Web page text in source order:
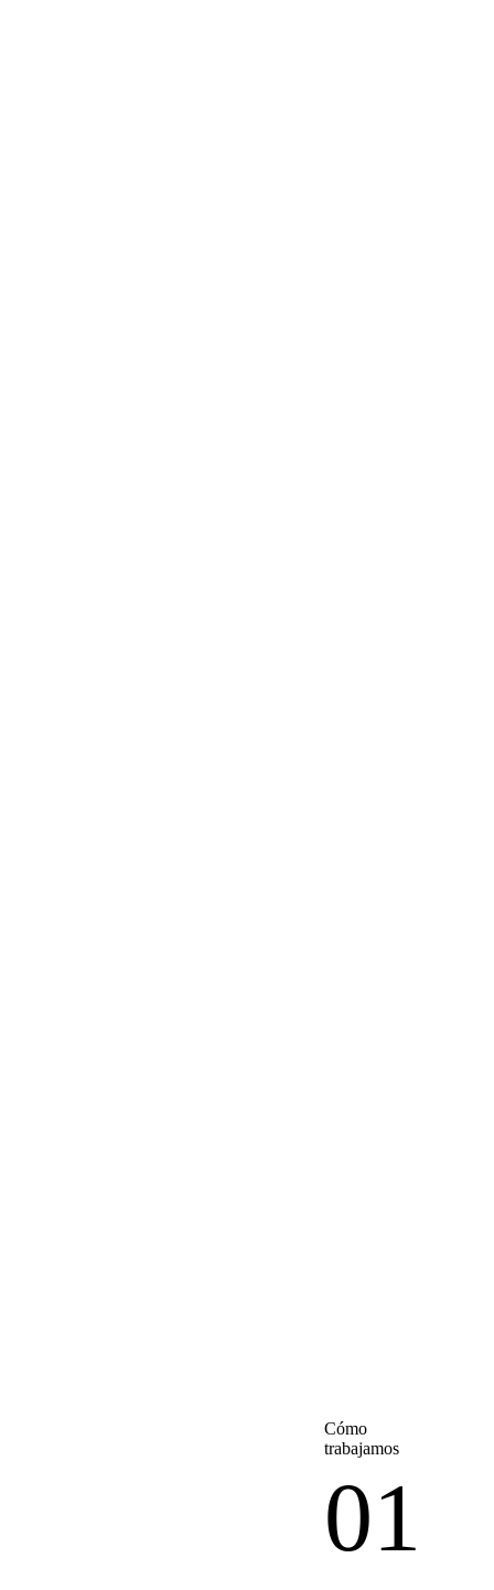
Cómo
trabajamos
01